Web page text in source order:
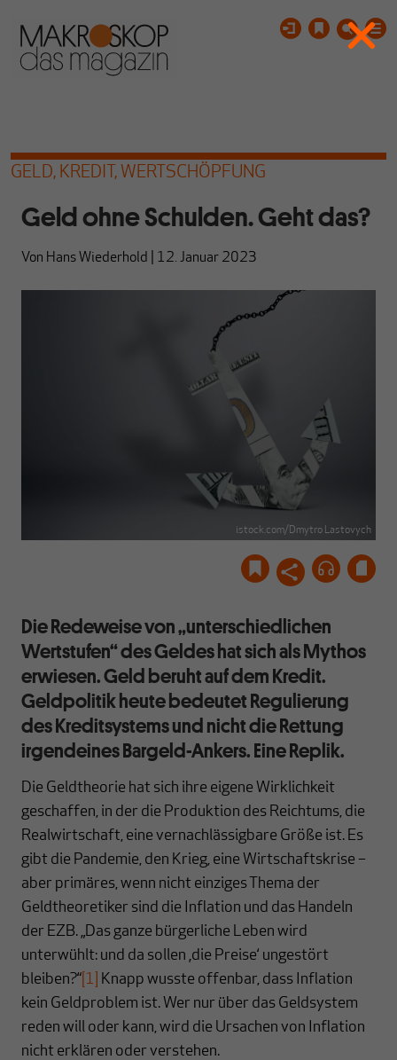
GELD, KREDIT, WERTSCHÖPFUNG
Geld ohne Schulden. Geht das?
Von Hans Wiederhold 12. Januar 2023
istock.com/Dmytro Lastovych
Die Redeweise von „unterschiedlichen
Wertstufen“ des Geldes hat sich als Mythos
erwiesen. Geld beruht auf dem Kredit.
Geldpolitik heute bedeutet Regulierung
des Kreditsystems und nicht die Rettung
irgendeines Bargeld-Ankers. Eine Replik.
Die Geldtheorie hat sich ihre eigene Wirklichkeit
geschaffen, in der die Produktion des Reichtums, die
Realwirtschaft, eine vernachlässigbare Größe ist. Es
gibt die Pandemie, den Krieg, eine Wirtschaftskrise –
aber primäres, wenn nicht einziges Thema der
Geldtheoretiker sind die Inflation und das Handeln
der EZB. „Das ganze bürgerliche Leben wird
unterwühlt: und da sollen ‚die Preise‘ ungestört
bleiben?“ [1] Knapp wusste offenbar, dass Inflation
kein Geldproblem ist. Wer nur über das Geldsystem
reden will oder kann, wird die Ursachen von Inflation
nicht erklären oder verstehen.